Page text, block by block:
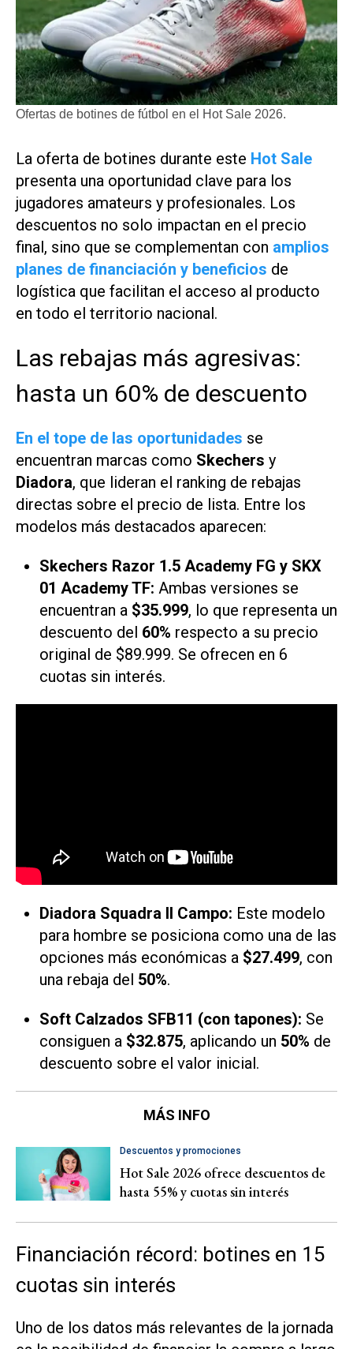
Ofertas de botines de fútbol en el Hot Sale 2026.
La oferta de botines durante este Hot Sale
presenta una oportunidad clave para los
jugadores amateurs y profesionales. Los
descuentos no solo impactan en el precio
final, sino que se complementan con amplios
planes de financiación y beneficios de
logística que facilitan el acceso al producto
en todo el territorio nacional.
Las rebajas más agresivas:
hasta un 60% de descuento
En el tope de las oportunidades se
encuentran marcas como Skechers y
Diadora, que lideran el ranking de rebajas
directas sobre el precio de lista. Entre los
modelos más destacados aparecen:
Skechers Razor 1.5 Academy FG y SKX
01 Academy TF: Ambas versiones se
encuentran a $35.999, lo que representa un
descuento del 60% respecto a su precio
original de $89.999. Se ofrecen en 6
cuotas sin interés.
Diadora Squadra II Campo: Este modelo
para hombre se posiciona como una de las
opciones más económicas a $27.499, con
una rebaja del 50%.
Soft Calzados SFB11 (con tapones): Se
consiguen a $32.875, aplicando un 50% de
descuento sobre el valor inicial.
MÁS INFO
Descuentos y promociones
Hot Sale 2026 ofrece descuentos de
hasta 55% y cuotas sin interés
Financiación récord: botines en 15
cuotas sin interés
Uno de los datos más relevantes de la jornada